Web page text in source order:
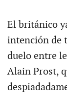
El británico
intención de
duelo entre
Alain Prost,